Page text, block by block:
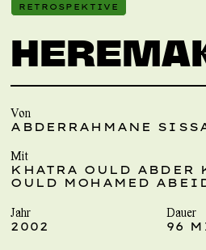
RETROSPEKTIVE
Von
ABDERRAHMANE
Mit
KHATRA OULD ABDER
OULD MOHAMED
Jahr
2002
Dauer
96